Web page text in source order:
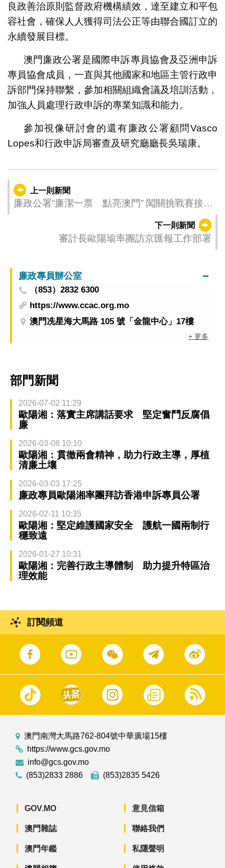
良政善治原則監督政府機構績效，達至建立和平包
容社會，確保人人獲得司法公正等由聯合國訂立的
永續發展目標。
澳門廉政公署是國際申訴專員協會及亞洲申訴
專員協會成員，一直與其他國家和地區主管行政申
訴部門保持聯繫，參加相關組織會議及培訓活動，
加強人員處理行政申訴的專業知識和能力。
參加視像研討會的還有廉政公署顧問Vasco
Lopes和行政申訴局審查及研究廳廳長吳瑞康。
上一則新聞
廉政公署“廉潔一票 點亮澳門” 闖關挑戰賽接受
下一則新聞
審計長歐陽瑜率團訪京匯報工作部署
廉政專員辦公室
（853）2832 6300
https://www.ccac.org.mo
澳門冼星海大馬路 105 號「金龍中心」17樓
+ 更多
部門新聞
2026-07-02 11:29
歐陽湘：落實主席講話要求 堅定奮鬥反腐倡
廉
2026-03-08 10:10
歐陽湘：貫徹兩會精神，助力行政主導，厚植
清廉土壤
2026-03-03 17:25
廉政專員歐陽湘率團拜訪香港申訴專員公署
2026-02-11 10:35
歐陽湘：堅定維護國家安全 護航一國兩制行
穩致遠
2026-01-27 10:31
歐陽湘：完善行政主導體制 助力提升特區治
理效能
訂閱頻道
澳門南灣大馬路762-804號中華廣場15樓
https://www.gcs.gov.mo
info@gcs.gov.mo
(853)2833 2886
(853)2835 5426
GOV.MO
澳門雜誌
澳門年鑑
意見信箱
聯絡我們
私隱聲明